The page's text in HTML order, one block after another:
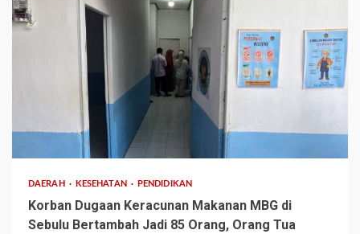
3 min read
DAERAH KESEHATAN PENDIDIKAN
Korban Dugaan Keracunan Makanan MBG di
Sebulu Bertambah Jadi 85 Orang, Orang Tua